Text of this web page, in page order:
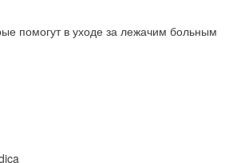
помогут в уходе за лежачим больным